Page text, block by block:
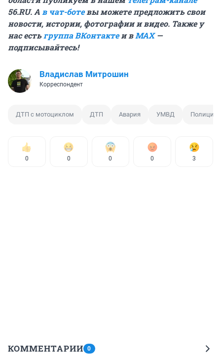
56.RU. А в чат-ботевы можете предложить свои
новости, истории, фотографии и видео. Также у
нас естьгруппа ВКонтактеи вMAX—
подписывайтесь!
Владислав Митрошин
Корреспондент
ДТП с мотоциклом ДТП Авария УМВД Полиция
0 0 0 0 3
КОММЕНТАРИИ 0